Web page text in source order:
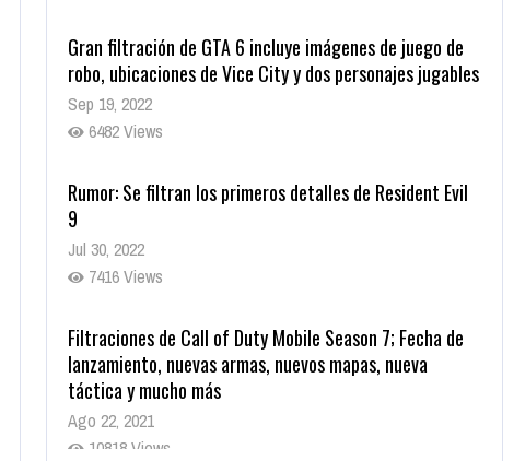
Gran filtración de GTA 6 incluye imágenes de juego de
robo, ubicaciones de Vice City y dos personajes jugables
Sep 19, 2022
6482 Views
Rumor: Se filtran los primeros detalles de Resident Evil
9
Jul 30, 2022
7416 Views
Filtraciones de Call of Duty Mobile Season 7; Fecha de
lanzamiento, nuevas armas, nuevos mapas, nueva
táctica y mucho más
Ago 22, 2021
10818 Views